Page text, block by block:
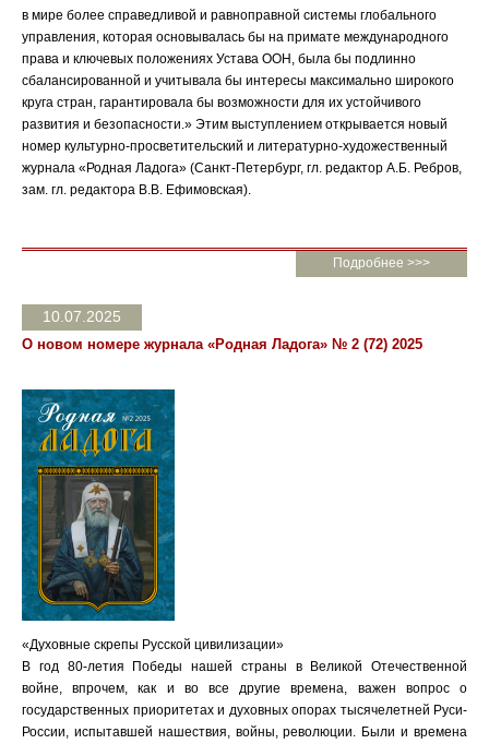
в мире более справедливой и равноправной системы глобального
управления, которая основывалась бы на примате международного
права и ключевых положениях Устава ООН, была бы подлинно
сбалансированной и учитывала бы интересы максимально широкого
круга стран, гарантировала бы возможности для их устойчивого
развития и безопасности.» Этим выступлением открывается новый
номер культурно-просветительский и литературно-художественный
журнала «Родная Ладога» (Санкт-Петербург, гл. редактор А.Б. Ребров,
зам. гл. редактора В.В. Ефимовская).
Подробнее >>>
10.07.2025
O новом номере журнала «Родная Ладога» № 2 (72) 2025
«Духовные скрепы Русской цивилизации»
В год 80-летия Победы нашей страны в Великой Отечественной
войне, впрочем, как и во все другие времена, важен вопрос о
государственных приоритетах и духовных опорах тысячелетней Руси-
России, испытавшей нашествия, войны, революции. Были и времена